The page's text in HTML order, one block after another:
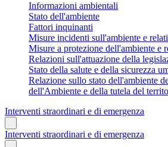
Informazioni ambientali
Stato dell'ambiente
Fattori inquinanti
Misure incidenti sull'ambiente e
Misure a protezione dell'ambiente e
Relazioni sull'attuazione della
Stato della salute e della sicurezza
Relazione sullo stato dell'ambiente
dell'Ambiente e della tutela del
Interventi straordinari e di emergenza
Interventi straordinari e di emergenza